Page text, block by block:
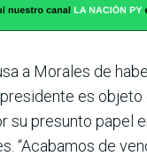
a Morales de
es objeto
su presunto papel
“Acabamos de